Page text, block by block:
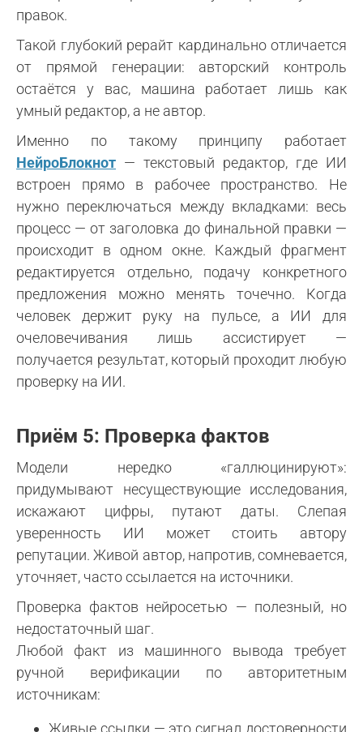
правок.
Такой глубокий рерайт кардинально отличается
от прямой генерации: авторский контроль
остаётся у вас, машина работает лишь как
умный редактор, а не автор.
Именно по такому принципу работает
НейроБлокнот — текстовый редактор, где ИИ
встроен прямо в рабочее пространство. Не
нужно переключаться между вкладками: весь
процесс — от заголовка до финальной правки —
происходит в одном окне. Каждый фрагмент
редактируется отдельно, подачу конкретного
предложения можно менять точечно. Когда
человек держит руку на пульсе, а ИИ для
очеловечивания лишь ассистирует —
получается результат, который проходит любую
проверку на ИИ.
Приём 5: Проверка фактов
Модели нередко «галлюцинируют»:
придумывают несуществующие исследования,
искажают цифры, путают даты. Слепая
уверенность ИИ может стоить автору
репутации. Живой автор, напротив, сомневается,
уточняет, часто ссылается на источники.
Проверка фактов нейросетью — полезный, но
недостаточный шаг.
Любой факт из машинного вывода требует
ручной верификации по авторитетным
источникам:
Живые ссылки — это сигнал достоверности